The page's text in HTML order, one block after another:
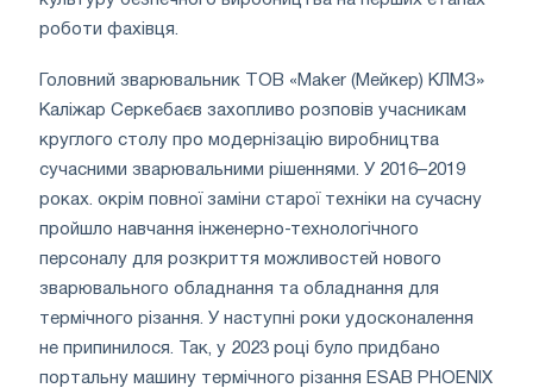
роботи фахівця.
Головний зварювальник ТОВ «Maker (Мейкер) КЛМЗ»
Каліжар Серкебаєв захопливо розповів учасникам
круглого столу про модернізацію виробництва
сучасними зварювальними рішеннями. У 2016–2019
роках. окрім повної заміни старої техніки на сучасну
пройшло навчання інженерно-технологічного
персоналу для розкриття можливостей нового
зварювального обладнання та обладнання для
термічного різання. У наступні роки удосконалення
не припинилося. Так, у 2023 році було придбано
портальну машину термічного різання ESAB PHOENIX